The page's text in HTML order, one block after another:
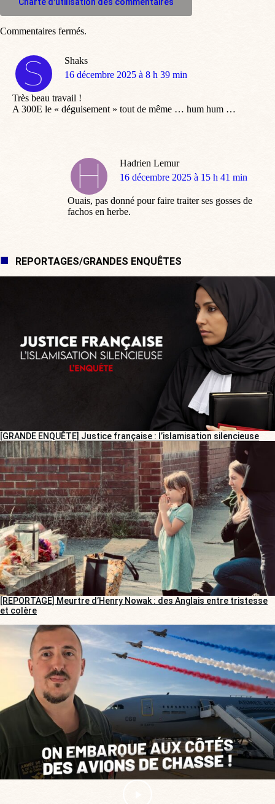
Shaks
dit
16 décembre 2025 à 8 h 39 min
Très beau travail !
A 300E le « déguisement » tout de même … hum hum …
Hadrien Lemur
dit
16 décembre 2025 à 15 h 41 min
Ouais, pas donné pour faire traiter ses gosses de
fachos en herbe.
Commentaires fermés.
REPORTAGES/GRANDES ENQUÊTES
[GRANDE ENQUÊTE] Justice française : l’islamisation silencieuse
[REPORTAGE] Meurtre d’Henry Nowak : des Anglais entre tristesse
et colère